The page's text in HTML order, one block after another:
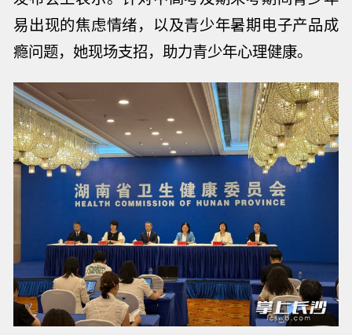
易出现的焦虑情绪，以及青少年暑期电子产品成
瘾问题，她现场支招，助力青少年心理健康。